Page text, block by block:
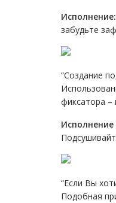
Исполнение:
забудьте
“Создание
фиксатора –
Исполнение
“Если Вы
Подобная